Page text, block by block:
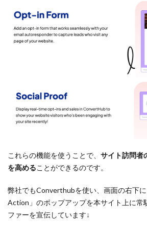
これらの機能を使うことで、 サイト訪問者
を高めることができるのです。
弊社でもConverthubを使い、画面の右下
Action」のポップアップを本サイト上に常
ファーを宣伝しています↓